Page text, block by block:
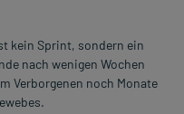
kein Sprint, sondern ein
nach wenigen Wochen
Verborgenen noch Monate